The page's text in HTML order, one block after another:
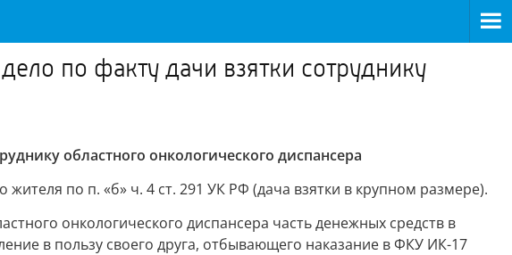
по факту дачи взятки сотруднику
областного онкологического диспансера
по п. «б» ч. 4 ст. 291 УК РФ (дача взятки в крупном размере).
онкологического диспансера часть денежных средств в
в пользу своего друга, отбывающего наказание в ФКУ ИК-17